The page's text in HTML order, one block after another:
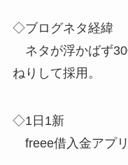
◇ブログネタ経緯
ネタが浮かばず
ねりして採用。
◇1日1新
freee借入金アプリ